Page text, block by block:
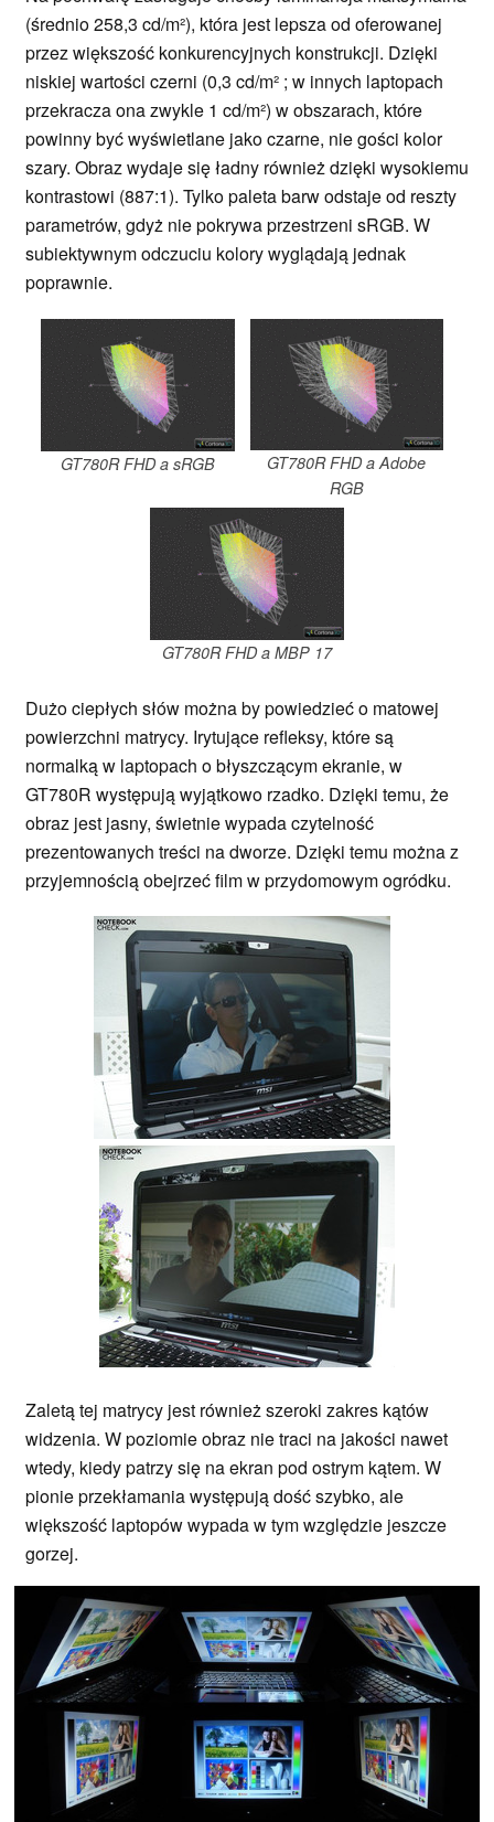
(średnio 258,3 cd/m²), która jest lepsza od oferowanej
przez większość konkurencyjnych konstrukcji. Dzięki
niskiej wartości czerni (0,3 cd/m² ; w innych laptopach
przekracza ona zwykle 1 cd/m²) w obszarach, które
powinny być wyświetlane jako czarne, nie gości kolor
szary. Obraz wydaje się ładny również dzięki wysokiemu
kontrastowi (887:1). Tylko paleta barw odstaje od reszty
parametrów, gdyż nie pokrywa przestrzeni sRGB. W
subiektywnym odczuciu kolory wyglądają jednak
poprawnie.
GT780R FHD a sRGB
GT780R FHD a Adobe
RGB
GT780R FHD a MBP 17
Dużo ciepłych słów można by powiedzieć o matowej
powierzchni matrycy. Irytujące refleksy, które są
normalką w laptopach o błyszczącym ekranie, w
GT780R występują wyjątkowo rzadko. Dzięki temu, że
obraz jest jasny, świetnie wypada czytelność
prezentowanych treści na dworze. Dzięki temu można z
przyjemnością obejrzeć film w przydomowym ogródku.
Zaletą tej matrycy jest również szeroki zakres kątów
widzenia. W poziomie obraz nie traci na jakości nawet
wtedy, kiedy patrzy się na ekran pod ostrym kątem. W
pionie przekłamania występują dość szybko, ale
większość laptopów wypada w tym względzie jeszcze
gorzej.